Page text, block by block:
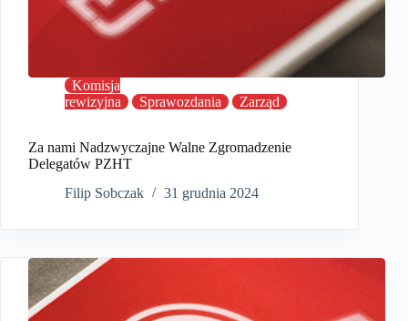
Komisja
rewizyjna
Sprawozdania Zarząd
Za nami Nadzwyczajne Walne Zgromadzenie
Delegatów PZHT
Filip Sobczak
31 grudnia 2024